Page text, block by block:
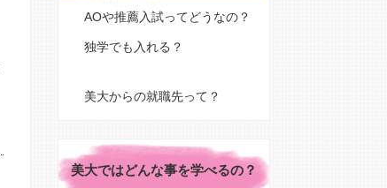
AOや推薦入試ってどうなの？
独学でも入れる？
美大からの就職先って？
美大ではどんな事を学べるの？